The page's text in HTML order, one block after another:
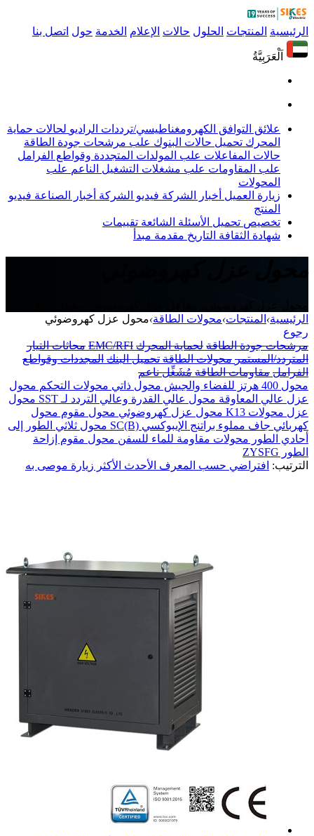
الرئيسية المنتجات الحلول حالات الإعلام الخدمة حول اتصل بنا
اَلْعَرَبِيَّةُ
علائق التوافق الكهرومغناطيسي/ترددات الراديو لحالات حماية
المحرك تحميل حالات البنوك علب مرشحات جودة الطاقة
حالات المفاعلات علب المولدات المتجددة وقواطع الفرامل
علب المقاومات علب مشغلات التشغيل الناعم علب
المحولات
زيارة العميل أخبار الشركة فيديو الشركة أخبار الصناعة فيديو
المنتج
تخصيص تحميل الأسئلة الشائعة تقييمات
شهادة الثقافة التاريخ مقدمة مبدأ
الرئيسية› المنتجات›محولات الطاقة›محول عزل كهروضوئي
رجوع
مرشحات جودة الطاقة لحماية المحرك EMC/RFI محاثات التيار
المتردد/المستمر محولات الطاقة تحميل البنك المجددات وقواطع
الفرامل مقاومات الطاقة مُشَغِّل ناعم
محول 400 هرتز للفضاء والجيش
محول ذاتي محولات التحكم محول
عزل عالي المعاوقة محول عالي القدرة وعالي التردد لـ SST
محول
عزل محولات K13 محول عزل كهروضوئي محول مقوم محول
كهربائي جاف مملوء براتنج الإيبوكسي SC(B)
محول ثلاثي الطور إلى
أحادي الطور محولات مقاومة للماء للسفن محول مقوم إزاحة
الطور ZYSFG
الترتيب: افتراضي حسب المعرف الأحدث الأكثر زيارة موصى به